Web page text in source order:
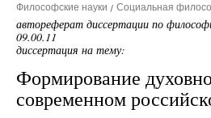
Философские науки Социальная
автореферат диссертации по
09.00.11
диссертация на тему:
Формирование
современном